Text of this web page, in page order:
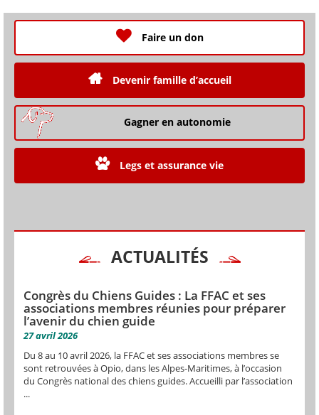
Faire un don
Devenir famille d’accueil
Gagner en autonomie
Legs et assurance vie
ACTUALITÉS
Congrès du Chiens Guides : La FFAC et ses
associations membres réunies pour préparer
l’avenir du chien guide
27 avril 2026
Du 8 au 10 avril 2026, la FFAC et ses associations membres se
sont retrouvées à Opio, dans les Alpes-Maritimes, à l’occasion
du Congrès national des chiens guides. Accueilli par l’association
...